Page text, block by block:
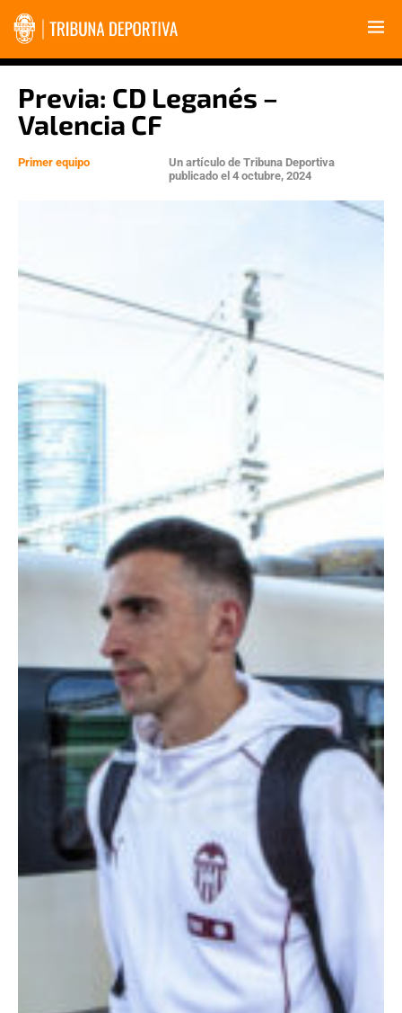
Previa: CD Leganés –
Valencia CF
Primer equipo Un artículo de Tribuna Deportiva
publicado el 4 octubre, 2024